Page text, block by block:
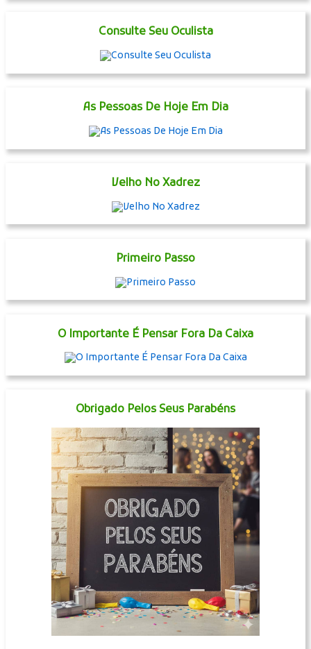
Consulte Seu Oculista
As Pessoas De Hoje Em Dia
Velho No Xadrez
Primeiro Passo
O Importante É Pensar Fora Da Caixa
Obrigado Pelos Seus Parabéns